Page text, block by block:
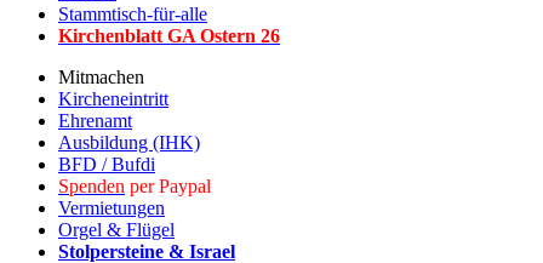
Stammtisch-für-alle
Kirchenblatt GA Ostern 26
Mitmachen
Kircheneintritt
Ehrenamt
Ausbildung (IHK)
BFD / Bufdi
Spenden per Paypal
Vermietungen
Orgel & Flügel
Stolpersteine & Israel